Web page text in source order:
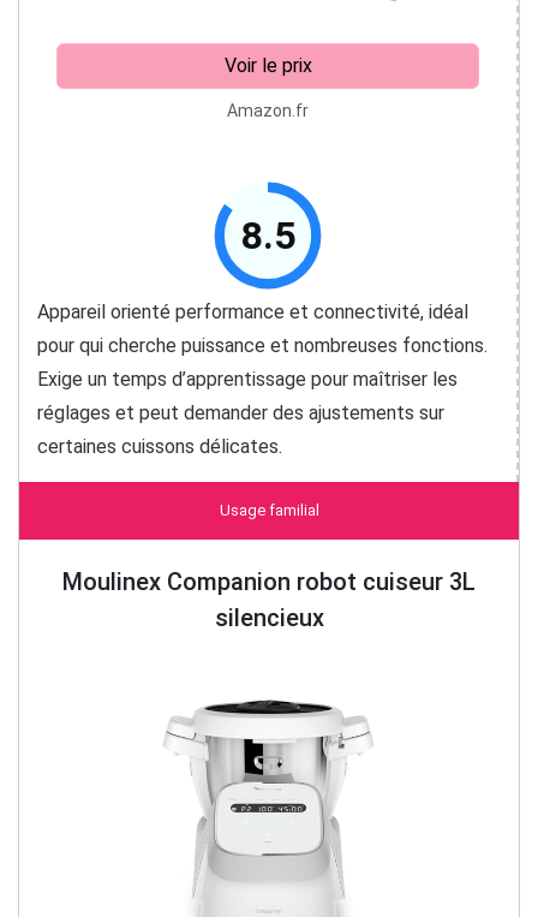
Voir le prix
Amazon.fr
8.5
Appareil orienté performance et connectivité, idéal
pour qui cherche puissance et nombreuses fonctions.
Exige un temps d’apprentissage pour maîtriser les
réglages et peut demander des ajustements sur
certaines cuissons délicates.
Usage familial
Moulinex Companion robot cuiseur 3L
silencieux